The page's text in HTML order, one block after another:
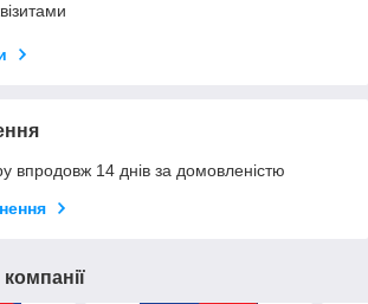
впродовж 14 днів за домовленістю